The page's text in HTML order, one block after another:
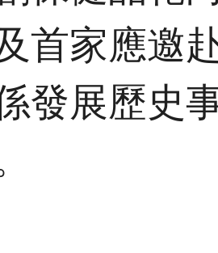
首家應邀
發展歷史